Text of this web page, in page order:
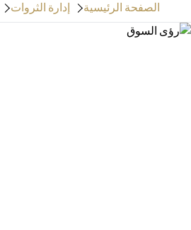
الصفحة الرئيسية إدارة الثروات